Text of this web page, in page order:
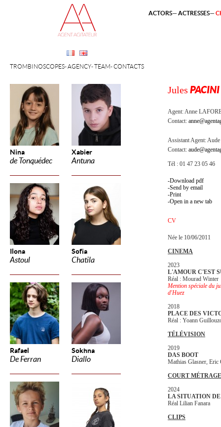
Nina
de Tonquédec
Xabier
Antuna
Ilona
Astoul
Sofia
Chatila
Rafael
De Ferran
Sokhna
Diallo
TROMBINOSCOPES AGENCY TEAM CONTACTS
ACTORS ACTRESSES
Jules PACINI
Agent:Anne
Contact:
Assistant Agent:Aude
Contact:
Tél : 01 47 23 05 46
Download pdf
Send by email
Print
Open in a new tab
CV
Née le 10/06/2011
CINEMA
2023
L'AMOUR C'EST
Réal : Mourad Winter
Mention spéciale du
d'Huez
2018
PLACE DES
Réal : Yoann
TÉLÉVISION
2019
DAS BOOT
Mathias Glasner, Eric
COURT MÉTRAGE
2024
LA SITUATION
Réal Lilian Fanara
CLIPS